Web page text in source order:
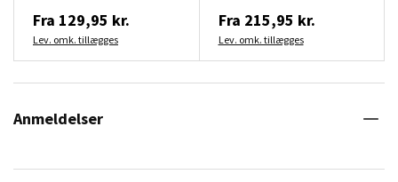
Fra 129,95 kr.
Lev. omk. tillægges
Fra 215,95 kr.
Lev. omk. tillægges
Anmeldelser